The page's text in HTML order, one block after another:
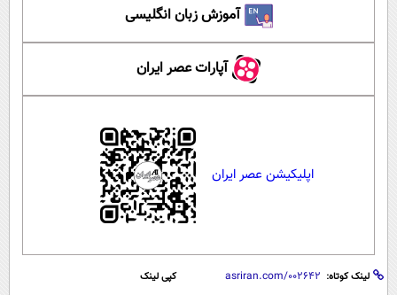
آموزش زبان انگلیسی
آپارات عصر ایران
اپلیکیشن عصر ایران
لینک کوتاه: کپی لینک